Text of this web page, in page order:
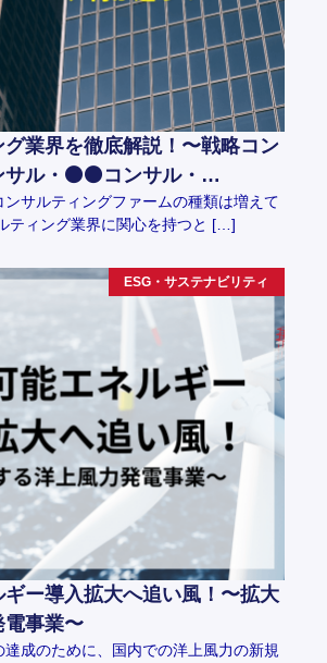
グ業界を徹底解説！〜戦略コン
サル・⚫️⚫️コンサル・…
ンサルティングファームの種類は増えて
ティング業界に関心を持つと […]
ESG・サステナビリティ
ー導入拡大へ追い風！〜拡大
事業〜
成のために、国内での洋上風力の新規